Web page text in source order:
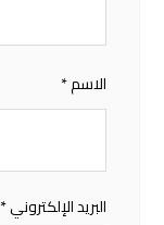
الاسم*
البريد الإلكتروني*